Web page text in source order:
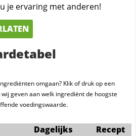
je ervaring met anderen!
omgaan? Klik of druk op een
geven aan welk ingrediënt de hoogste
voedingswaarde.
Dagelijks
Recept